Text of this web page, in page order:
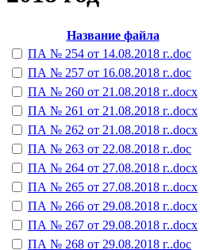
Название файла
ПА № 254 от 14.08.2018 г..doc
ПА № 257 от 16.08.2018 г..doc
ПА № 260 от 21.08.2018 г..docx
ПА № 261 от 21.08.2018 г..docx
ПА № 262 от 21.08.2018 г..docx
ПА № 263 от 22.08.2018 г..doc
ПА № 264 от 27.08.2018 г..docx
ПА № 265 от 27.08.2018 г..docx
ПА № 266 от 29.08.2018 г..docx
ПА № 267 от 29.08.2018 г..docx
ПА № 268 от 29.08.2018 г..doc